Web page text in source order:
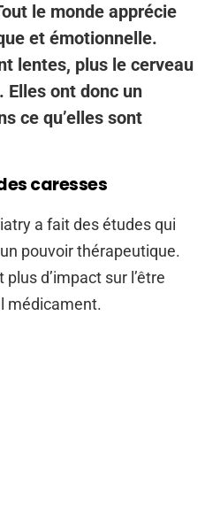
le monde apprécie
et émotionnelle.
lentes, plus le cerveau
Elles ont donc un
ce qu’elles sont
caresses
a fait des études qui
pouvoir thérapeutique.
d’impact sur l’être
médicament.